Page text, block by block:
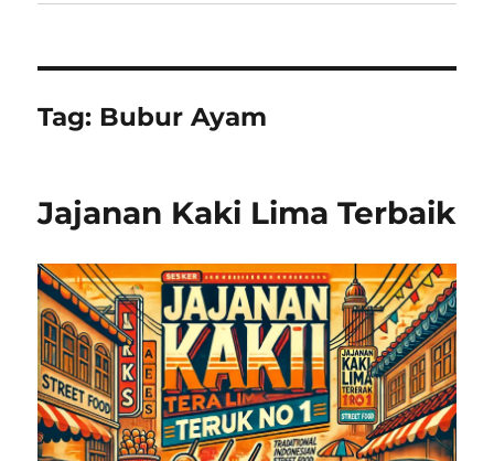
Tag: Bubur Ayam
Jajanan Kaki Lima Terbaik